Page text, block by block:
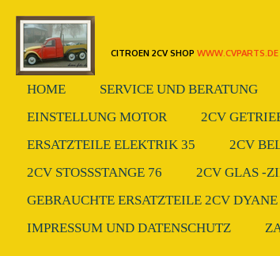
Zum
Hauptinhalt
springen
CITROEN 2CV SHOP WWW.CVPARTS.DE
HOME SERVICE UND BERATUNG
EINSTELLUNG MOTOR
2CV
ERSATZTEILE ELEKTRIK 35
2CV
2CV STOSSSTANGE 76
2CV GLAS -
GEBRAUCHTE ERSATZTEILE 2CV
IMPRESSUM UND DATENSCHUTZ